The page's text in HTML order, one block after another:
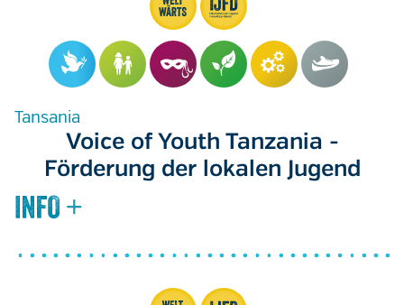
Tansania
Voice of Youth Tanzania -
Förderung der lokalen Jugend